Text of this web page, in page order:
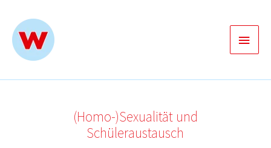
Inhalt
springen
(Homo-)Sexualität und
Schüleraustausch